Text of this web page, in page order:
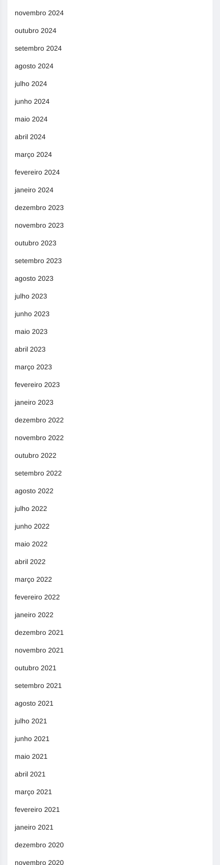
novembro 2024
outubro 2024
setembro 2024
agosto 2024
julho 2024
junho 2024
maio 2024
abril 2024
março 2024
fevereiro 2024
janeiro 2024
dezembro 2023
novembro 2023
outubro 2023
setembro 2023
agosto 2023
julho 2023
junho 2023
maio 2023
abril 2023
março 2023
fevereiro 2023
janeiro 2023
dezembro 2022
novembro 2022
outubro 2022
setembro 2022
agosto 2022
julho 2022
junho 2022
maio 2022
abril 2022
março 2022
fevereiro 2022
janeiro 2022
dezembro 2021
novembro 2021
outubro 2021
setembro 2021
agosto 2021
julho 2021
junho 2021
maio 2021
abril 2021
março 2021
fevereiro 2021
janeiro 2021
dezembro 2020
novembro 2020